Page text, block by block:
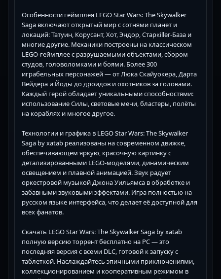
Особенности геймплея LEGO Star Wars: The Skywalker
Saga включают открытый мир с сотнями планет и
локаций: Татуин, Корусант, Хот, Эндор, Старкiller-База и
многие другие. Механики построены на классическом
LEGO-геймплее с разрушаемыми объектами, сбором
студов, головоломками и боями. Более 300
играбельных персонажей — от Люка Скайуокера, Дарта
Вейдера и Йоды до дроидов и охотников за головами.
Каждый герой обладает уникальными способностями:
использование Силы, световые мечи, бластеры, полёты
на кораблях и многое другое.
Технологии и графика в LEGO Star Wars: The Skywalker
Saga by xatab реализованы на современном движке,
обеспечивающем яркую, красочную картинку с
детализированными LEGO-моделями, динамическим
освещением и плавной анимацией. Звук радует
оркестровой музыкой Джона Уильямса в обработке и
забавными звуковыми эффектами. Игра полностью на
русском языке интерфейса, что делает её доступной для
всех фанатов.
Скачать LEGO Star Wars: The Skywalker Saga by xatab
полную версию торрент бесплатно на PC — это
последняя версия с всеми DLC, готовой к запуску с
таблеткой. Наслаждайтесь эпичными приключениями,
коллекционированием и кооперативным режимом в